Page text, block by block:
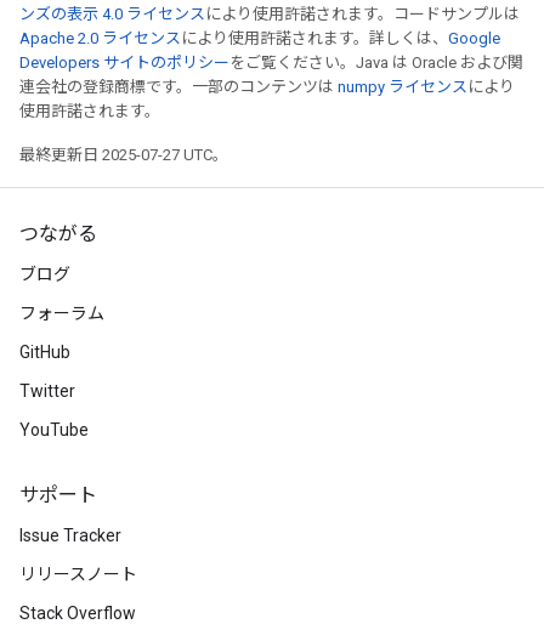
ンズの表示 4.0 ライセンス により使用許諾されます。コードサンプルは
Apache 2.0 ライセンス により使用許諾されます。詳しくは、 Google
Developers サイトのポリシー をご覧ください。Java は Oracle および関
連会社の登録商標です。一部のコンテンツは numpy ライセンス により
使用許諾されます。
最終更新日 2025-07-27 UTC。
つながる
ブログ
フォーラム
GitHub
Twitter
YouTube
サポート
Issue Tracker
リリースノート
Stack Overflow